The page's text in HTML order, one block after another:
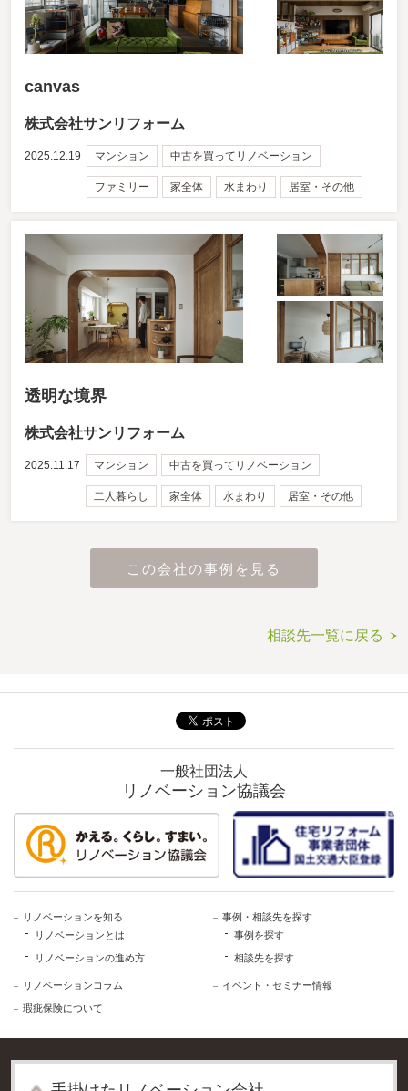
canvas
株式会社サンリフォーム
2025.12.19 マンション 中古を買ってリノベーション
ファミリー 家全体 水まわり 居室・その他
透明な境界
株式会社サンリフォーム
2025.11.17 マンション 中古を買ってリノベーション
二人暮らし 家全体 水まわり 居室・その他
この会社の事例を見る
相談先一覧に戻る
一般社団法人
リノベーション協議会
リノベーションを知る
リノベーションとは
リノベーションの進め方
リノベーションコラム
瑕疵保険について
事例・相談先を探す
事例を探す
相談先を探す
イベント・セミナー情報